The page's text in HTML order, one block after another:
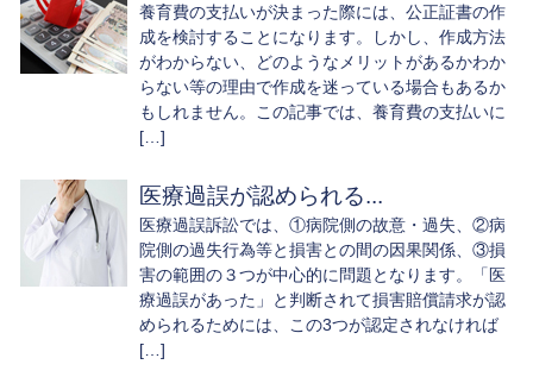
養育費の支払いが決まった際には、公正証書の作
成を検討することになります。しかし、作成方法
がわからない、どのようなメリットがあるかわか
らない等の理由で作成を迷っている場合もあるか
もしれません。この記事では、養育費の支払いに
[…]
医療過誤が認められる...
医療過誤訴訟では、①病院側の故意・過失、②病
院側の過失行為等と損害との間の因果関係、③損
害の範囲の３つが中心的に問題となります。「医
療過誤があった」と判断されて損害賠償請求が認
められるためには、この3つが認定されなければ
[…]